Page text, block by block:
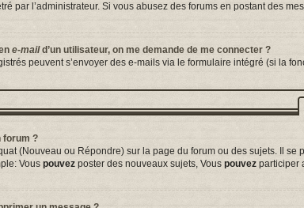
par l’administrateur. Si vous abusez des forums en postant des
e-maild’un utilisateur, on me demande de me connecter ?
peuvent s’envoyer des e-mails via le formulaire intégré (si la
forum ?
(Nouveau ou Répondre) sur la page du forum ou des sujets. Il
Vous pouvez poster des nouveaux sujets, Vous pouvez participer